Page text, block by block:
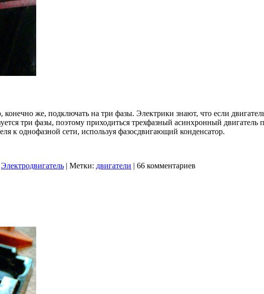
же, подключать на три фазы. Электрики знают, что если
три фазы, поэтому приходиться трехфазный асинхронный
к однофазной сети, используя фазосдвигающий конденсатор.
Электродвигатель | Метки: двигатели | 66 комментариев